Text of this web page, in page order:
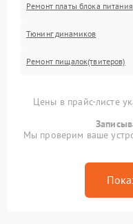
Ремонт платы блока питания
Тюнинг динамиков
Ремонт пищалок(твитеров)
Цены в прайс-листе
Мы проверим ваше